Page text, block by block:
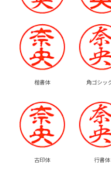
楷書体 角ゴシッ
古印体 行書体